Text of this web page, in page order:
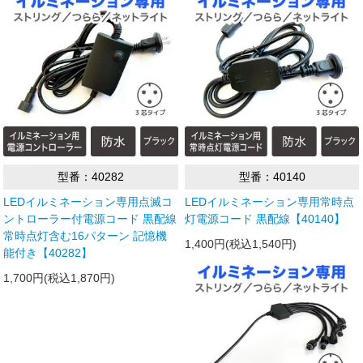
型番：40282
LEDイルミネーション専用点滅コ
ントローラー付電源コード 黒配線
常時点灯含む16パターン 記憶機
能付き【40282】
1,700円(税込1,870円)
型番：40140
LEDイルミネーション専用常時点
灯電源コード 黒配線【40140】
1,400円(税込1,540円)